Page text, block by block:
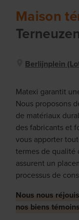
Maison
Berlijnplein
Matexi garantit
Nous proposons
de matériaux
des fabricants et
vous apporter
termes de qualité
assurent un
processus de
Nous nous
nos biens